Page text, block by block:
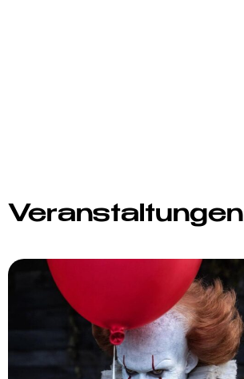
Veranstaltungen